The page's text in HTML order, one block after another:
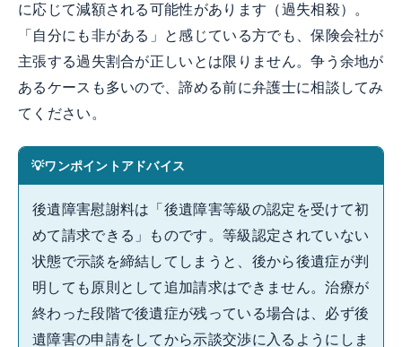
に応じて減額される可能性があります（過失相殺）。
「自分にも非がある」と感じている方でも、保険会社が
主張する過失割合が正しいとは限りません。争う余地が
あるケースも多いので、諦める前に弁護士に相談してみ
てください。
ワンポイントアドバイス
後遺障害慰謝料は「後遺障害等級の認定を受けて初
めて請求できる」ものです。等級認定されていない
状態で示談を締結してしまうと、後から後遺症が判
明しても原則として追加請求はできません。治療が
終わった段階で後遺症が残っている場合は、必ず後
遺障害の申請をしてから示談交渉に入るようにしま